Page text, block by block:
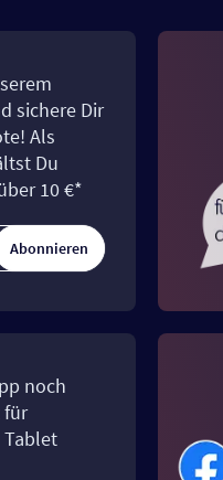
sichere Dir
Als
Du
10 €*
Abonnieren
noch
für